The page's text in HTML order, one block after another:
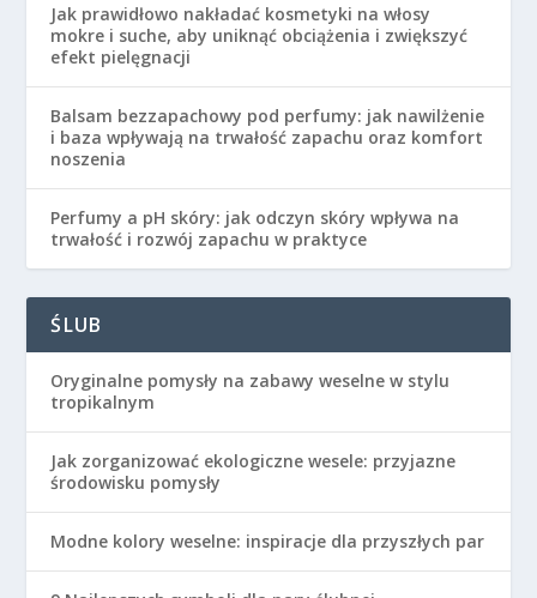
Jak prawidłowo nakładać kosmetyki na włosy
mokre i suche, aby uniknąć obciążenia i zwiększyć
efekt pielęgnacji
Balsam bezzapachowy pod perfumy: jak nawilżenie
i baza wpływają na trwałość zapachu oraz komfort
noszenia
Perfumy a pH skóry: jak odczyn skóry wpływa na
trwałość i rozwój zapachu w praktyce
ŚLUB
Oryginalne pomysły na zabawy weselne w stylu
tropikalnym
Jak zorganizować ekologiczne wesele: przyjazne
środowisku pomysły
Modne kolory weselne: inspiracje dla przyszłych par